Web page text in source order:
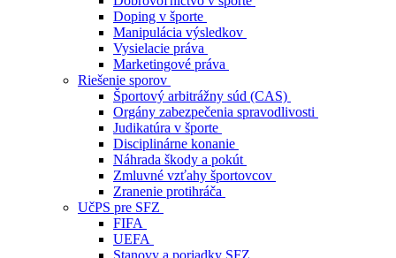
Doping v športe
Manipulácia výsledkov
Vysielacie práva
Marketingové práva
Riešenie sporov
Športový arbitrážny súd (CAS)
Orgány zabezpečenia spravodlivosti
Judikatúra v športe
Disciplinárne konanie
Náhrada škody a pokút
Zmluvné vzťahy športovcov
Zranenie protihráča
UčPS pre SFZ
FIFA
UEFA
Stanovy a poriadky SFZ